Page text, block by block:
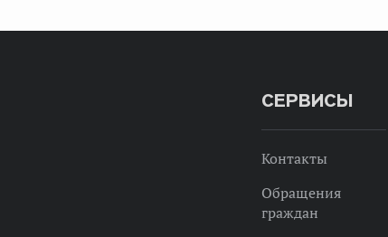
СЕРВИСЫ
Контакты
Обращения
граждан